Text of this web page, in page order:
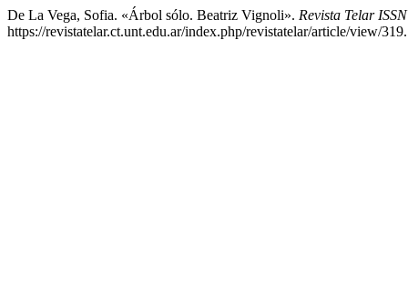
De La Vega, Sofia. «Árbol sólo. Beatriz Vignoli». Revista Telar
https://revistatelar.ct.unt.edu.ar/index.php/revistatelar/article/view/319.